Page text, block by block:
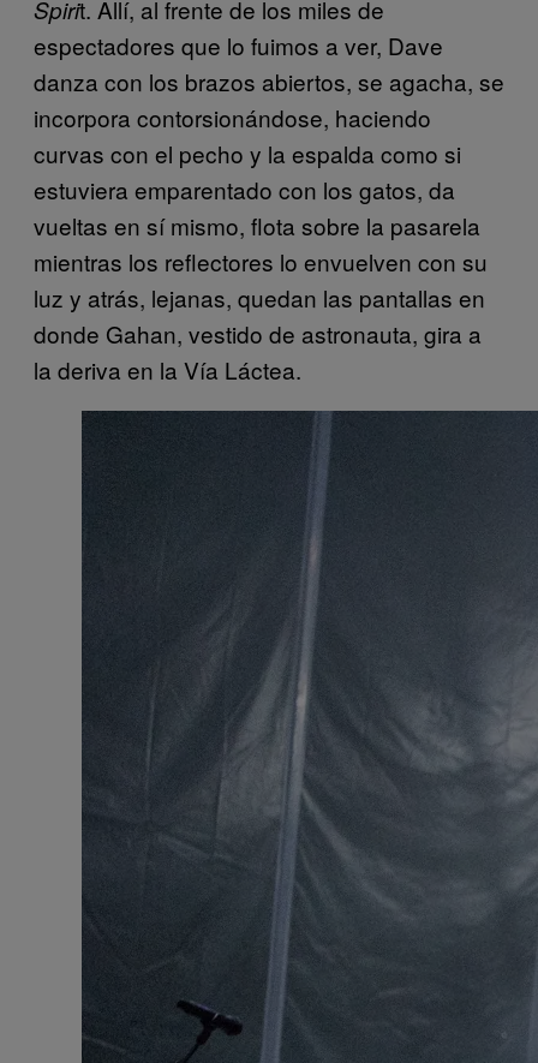
Spirit. Allí, al frente de los miles de
espectadores que lo fuimos a ver, Dave
danza con los brazos abiertos, se agacha, se
incorpora contorsionándose, haciendo
curvas con el pecho y la espalda como si
estuviera emparentado con los gatos, da
vueltas en sí mismo, flota sobre la pasarela
mientras los reflectores lo envuelven con su
luz y atrás, lejanas, quedan las pantallas en
donde Gahan, vestido de astronauta, gira a
la deriva en la Vía Láctea.